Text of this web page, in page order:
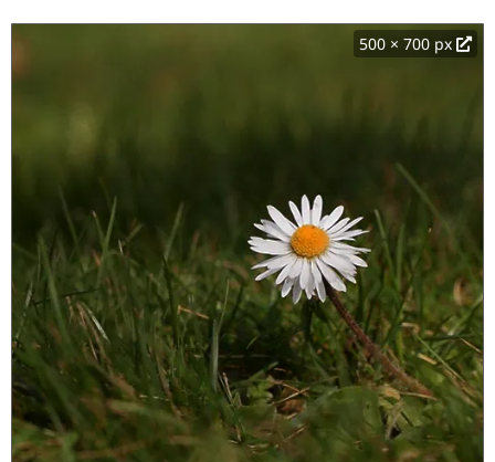
500 × 700 px